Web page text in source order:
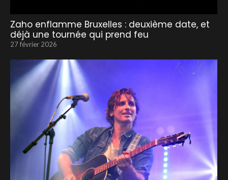
Zaho enflamme Bruxelles : deuxième date, et
déjà une tournée qui prend feu
27 février 2026